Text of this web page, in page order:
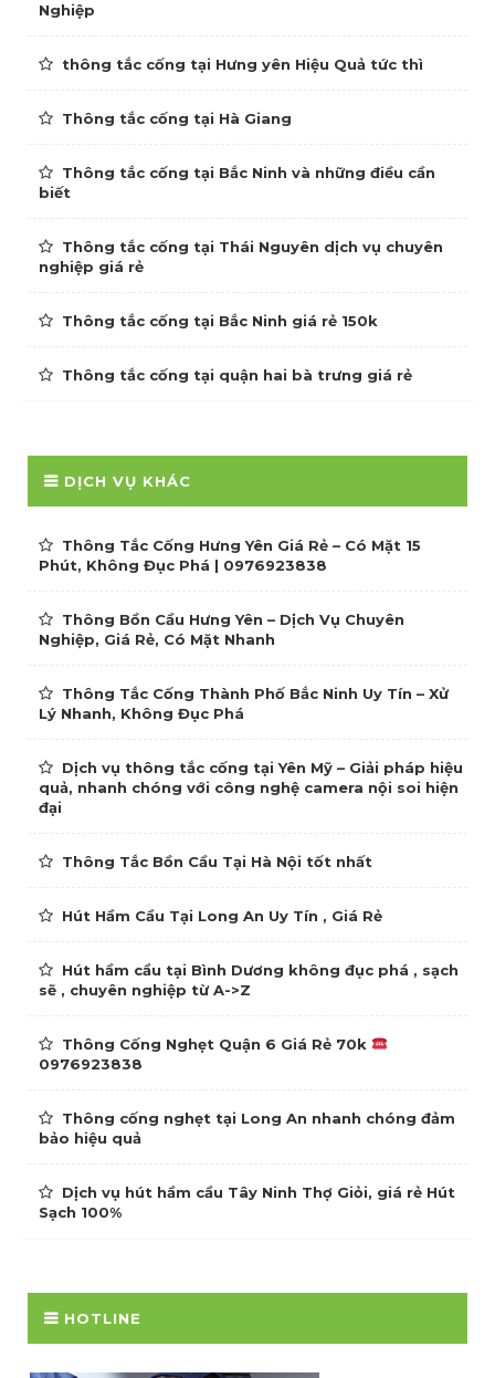
Nghiệp
thông tắc cống tại Hưng yên Hiệu Quả tức thì
Thông tắc cống tại Hà Giang
Thông tắc cống tại Bắc Ninh và những điều cần
biết
Thông tắc cống tại Thái Nguyên dịch vụ chuyên
nghiệp giá rẻ
Thông tắc cống tại Bắc Ninh giá rẻ 150k
Thông tắc cống tại quận hai bà trưng giá rẻ
DỊCH VỤ KHÁC
Thông Tắc Cống Hưng Yên Giá Rẻ – Có Mặt 15
Phút, Không Đục Phá | 0976923838
Thông Bồn Cầu Hưng Yên – Dịch Vụ Chuyên
Nghiệp, Giá Rẻ, Có Mặt Nhanh
Thông Tắc Cống Thành Phố Bắc Ninh Uy Tín – Xử
Lý Nhanh, Không Đục Phá
Dịch vụ thông tắc cống tại Yên Mỹ – Giải pháp hiệu
quả, nhanh chóng với công nghệ camera nội soi hiện
đại
Thông Tắc Bồn Cầu Tại Hà Nội tốt nhất
Hút Hầm Cầu Tại Long An Uy Tín , Giá Rẻ
Hút hầm cầu tại Bình Dương không đục phá , sạch
sẽ , chuyên nghiệp từ A->Z
Thông Cống Nghẹt Quận 6 Giá Rẻ 70k
0976923838
Thông cống nghẹt tại Long An nhanh chóng đảm
bảo hiệu quả
Dịch vụ hút hầm cầu Tây Ninh Thợ Giỏi, giá rẻ Hút
Sạch 100%
HOTLINE